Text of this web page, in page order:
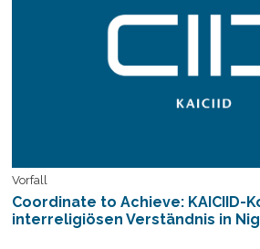
Vorfall
Coordinate to Achieve: KAICIID-
interreligiösen Verständnis in